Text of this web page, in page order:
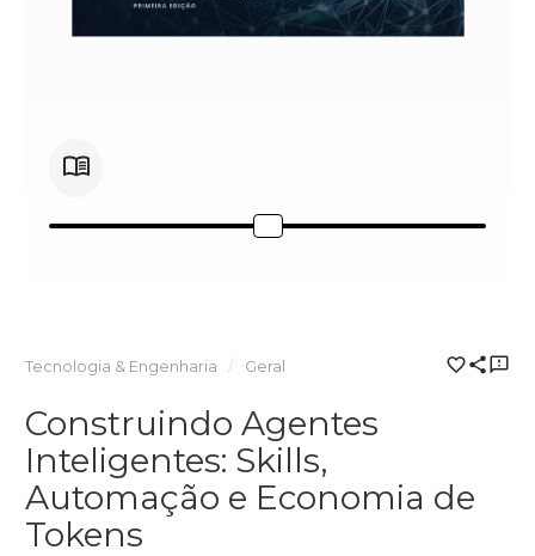
Tecnologia & Engenharia Geral
Construindo Agentes
Inteligentes: Skills,
Automação e Economia de
Tokens